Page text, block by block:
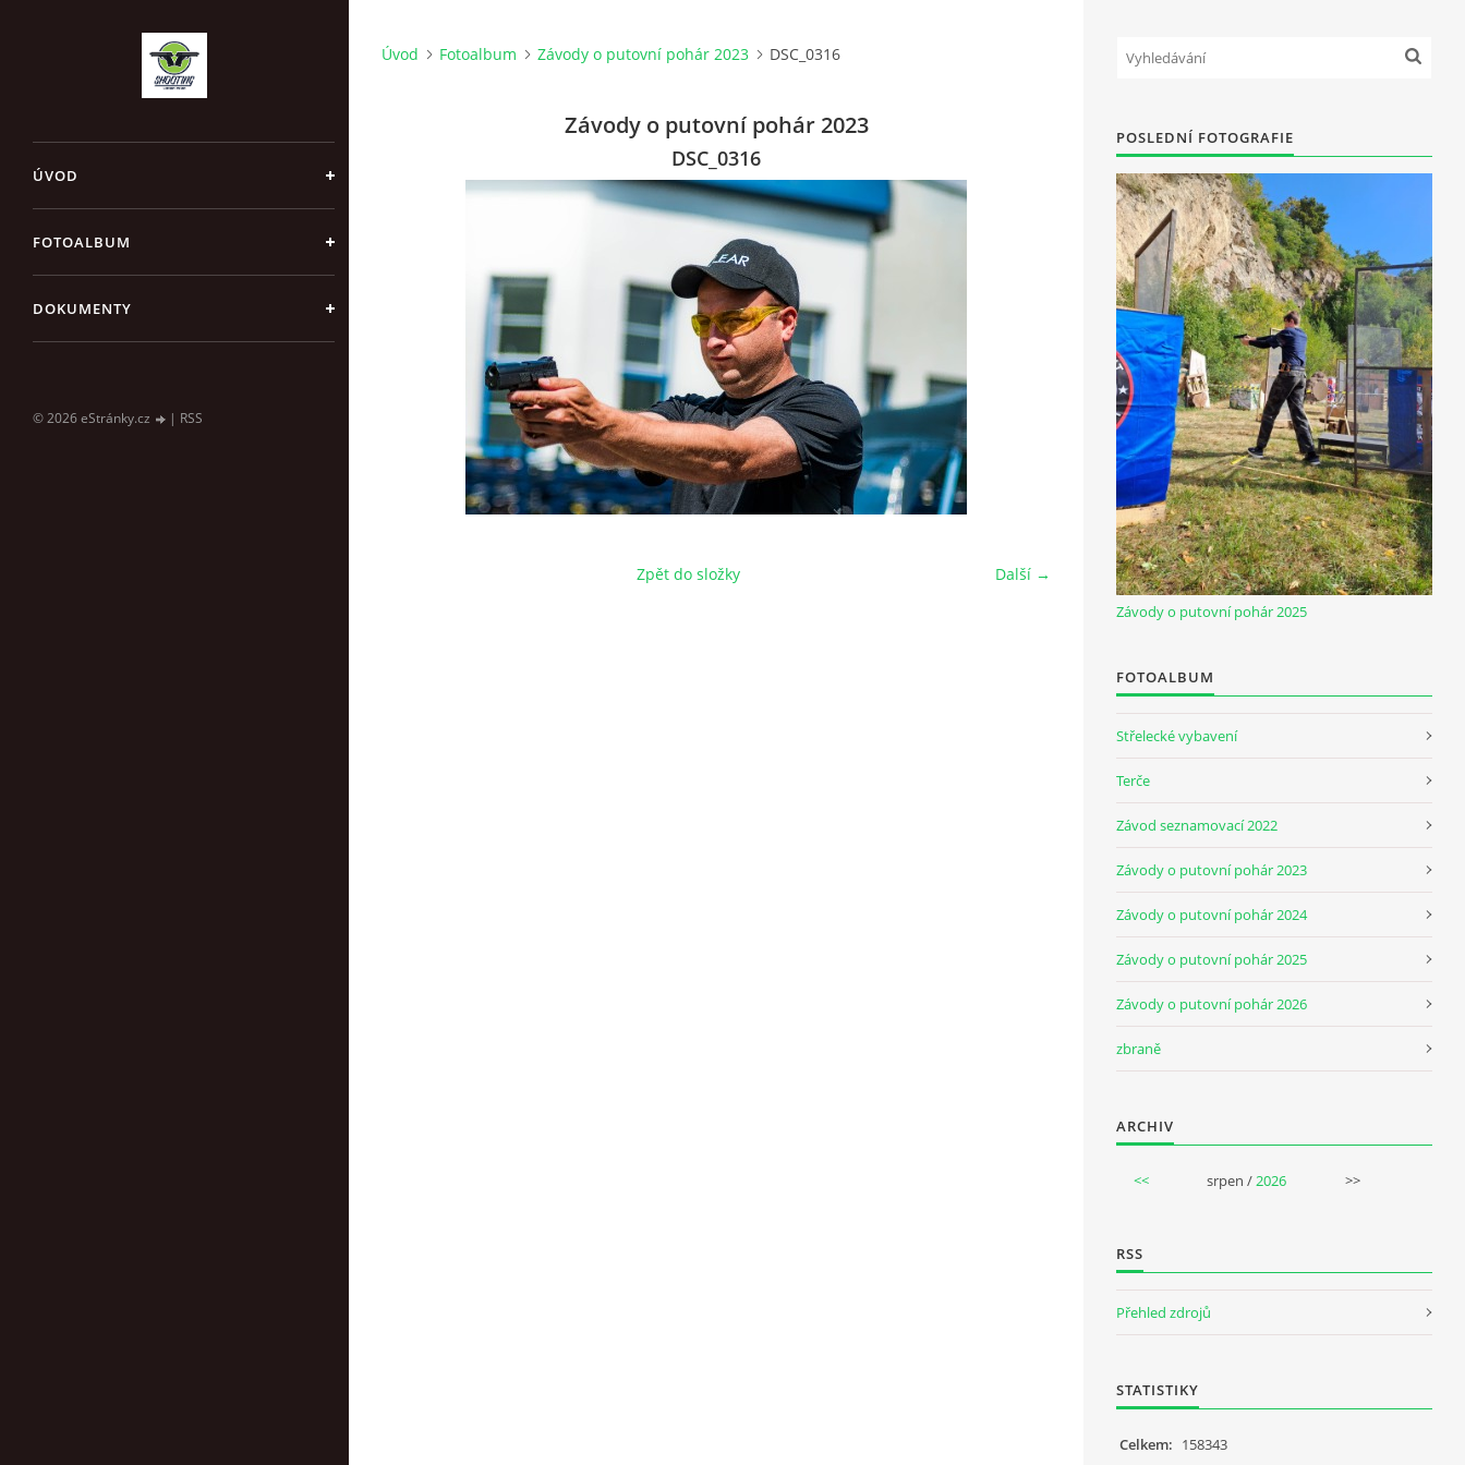
ÚVOD
FOTOALBUM
DOKUMENTY
© 2026 eStránky.cz | RSS
Úvod Fotoalbum Závody o putovní pohár 2023 DSC_0316
Závody o putovní pohár 2023
DSC_0316
Další →
Zpět do složky
POSLEDNÍ FOTOGRAFIE
Závody o putovní pohár 2025
FOTOALBUM
Střelecké vybavení
Terče
Závod seznamovací 2022
Závody o putovní pohár 2023
Závody o putovní pohár 2024
Závody o putovní pohár 2025
Závody o putovní pohár 2026
zbraně
ARCHIV
<< srpen /2026 >>
RSS
Přehled zdrojů
STATISTIKY
Celkem: 158343